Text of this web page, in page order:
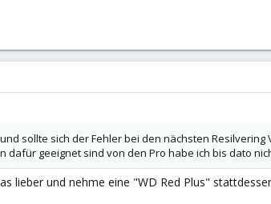
sollte sich der Fehler bei den nächsten
dafür geeignet sind von den Pro habe ich bis dato
lieber und nehme eine "WD Red Plus"